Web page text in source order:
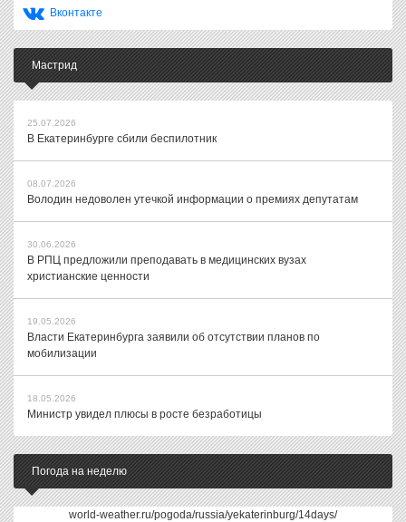
Вконтакте
Мастрид
25.07.2026
В Екатеринбурге сбили беспилотник
08.07.2026
Володин недоволен утечкой информации о премиях депутатам
30.06.2026
В РПЦ предложили преподавать в медицинских вузах
христианские ценности
19.05.2026
Власти Екатеринбурга заявили об отсутствии планов по
мобилизации
18.05.2026
Министр увидел плюсы в росте безработицы
Погода на неделю
world-weather.ru/pogoda/russia/yekaterinburg/14days/